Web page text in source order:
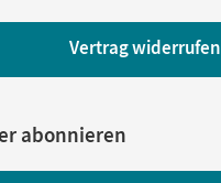
Vertrag widerrufen
abonnieren